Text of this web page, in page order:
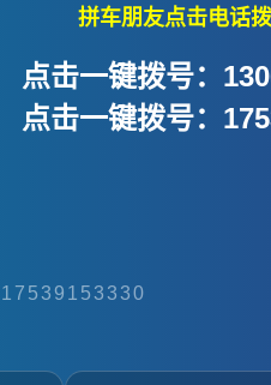
拼车朋友点击电话
点击一键拨号：
点击一键拨号：
17539153330